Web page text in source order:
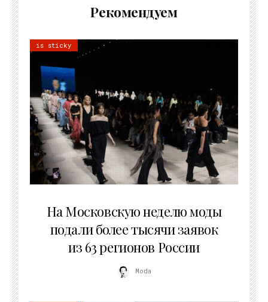
Рекомендуем
is sticky
На Московскую неделю моды
подали более тысячи заявок
из 63 регионов России
Moda